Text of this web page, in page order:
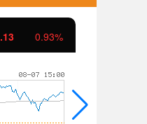
0.93%